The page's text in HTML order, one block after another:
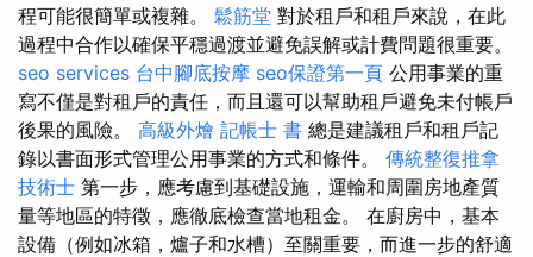
程可能很簡單或複雜。 鬆筋堂 對於租戶和租戶來說，在此
過程中合作以確保平穩過渡並避免誤解或計費問題很重要。
seo services 台中腳底按摩 seo保證第一頁 公用事業的重
寫不僅是對租戶的責任，而且還可以幫助租戶避免未付帳戶
後果的風險。 高級外燴 記帳士 書 總是建議租戶和租戶記
錄以書面形式管理公用事業的方式和條件。 傳統整復推拿
技術士 第一步，應考慮到基礎設施，運輸和周圍房地產質
量等地區的特徵，應徹底檢查當地租金。 在廚房中，基本
設備（例如冰箱，爐子和水槽）至關重要，而進一步的舒適